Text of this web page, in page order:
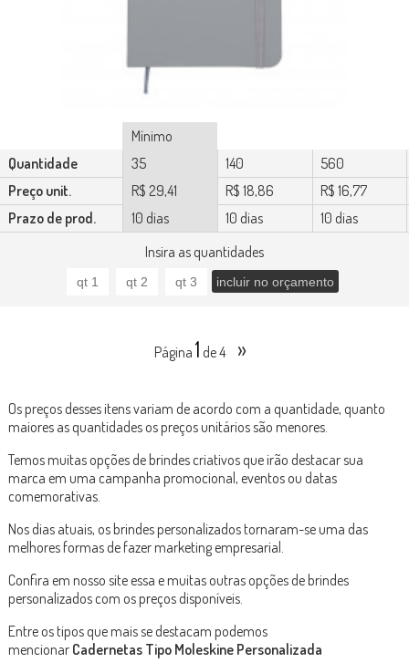
Insira as quantidades
Mínimo
Quantidade
35 140
560
Preço unit.
R$ 29,41 R$ 18,86
R$ 16,77
Prazo de prod.
10 dias 10 dias 10 dias
Página 1 de 4 »
Os preços desses itens variam de acordo com a quantidade, quanto
maiores as quantidades os preços unitários são menores.
Temos muitas opções de brindes criativos que irão destacar sua
marca em uma campanha promocional, eventos ou datas
comemorativas.
Nos dias atuais, os brindes personalizados tornaram-se uma das
melhores formas de fazer marketing empresarial.
Confira em nosso site essa e muitas outras opções de brindes
personalizados com os preços disponíveis.
Entre os tipos que mais se destacam podemos
mencionar Cadernetas Tipo Moleskine Personalizada